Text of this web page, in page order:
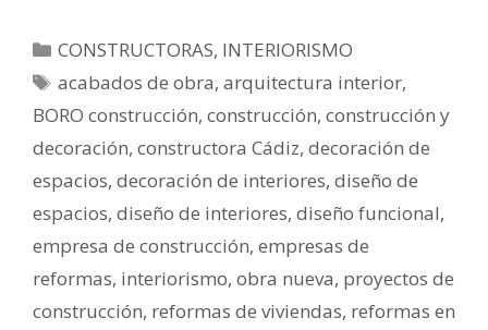
CONSTRUCTORAS, INTERIORISMO
acabados de obra,arquitectura interior,
BORO construcción, construcción, construcción y
decoración, constructora Cádiz, decoración de
espacios, decoración de interiores, diseño de
espacios, diseño de interiores, diseño funcional,
empresa de construcción, empresas de
reformas, interiorismo, obra nueva, proyectos de
construcción, reformas de viviendas, reformas en